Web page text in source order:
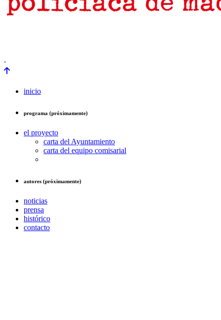
inicio
programa (próximamente)
el proyecto
carta del Ayuntamiento
carta del equipo comisarial
autores (próximamente)
noticias
prensa
histórico
contacto